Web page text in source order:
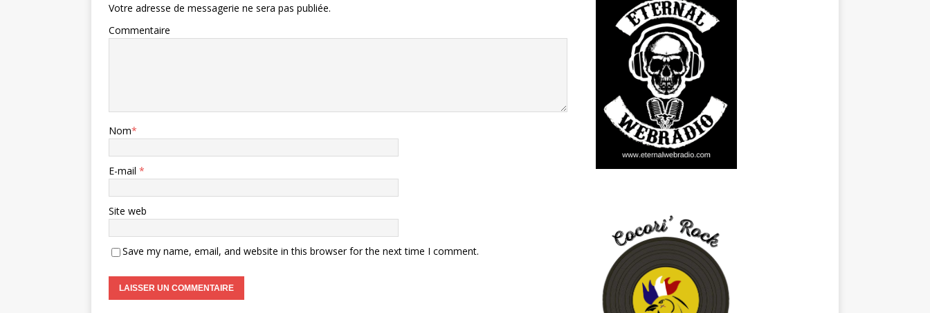
Votre adresse de messagerie ne sera pas publiée.
Commentaire
Nom*
E-mail *
Site web
Save my name, email, and website in this browser for the next time I comment.